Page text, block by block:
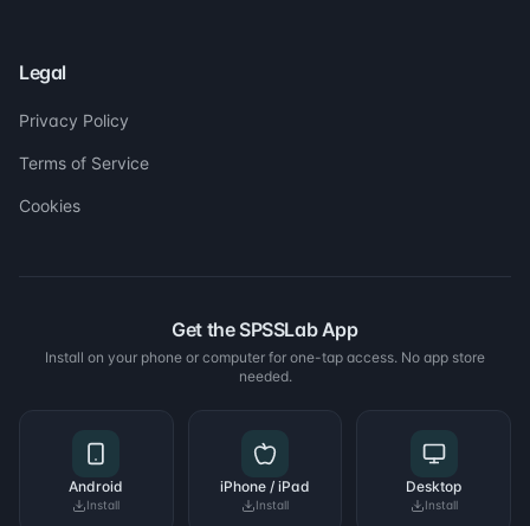
Legal
Privacy Policy
Terms of Service
Cookies
Get the SPSSLab App
Install on your phone or computer for one-tap access. No app store
needed.
Android
Install
iPhone / iPad
Install
Desktop
Install